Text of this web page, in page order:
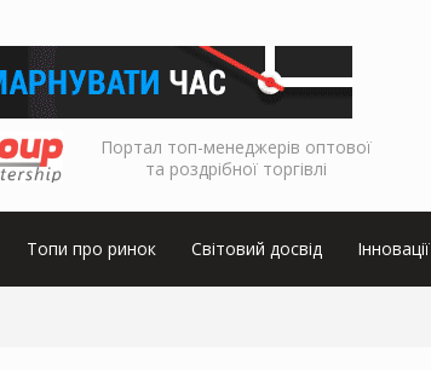
Портал топ-менеджерів оптової
та роздрібної торгівлі
Топи про ринок Світовий досвід Інновації